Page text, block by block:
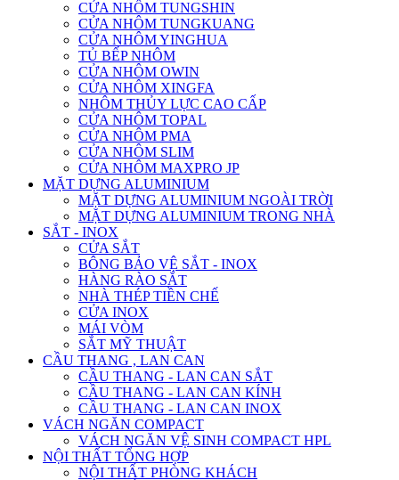
CỬA NHÔM TUNGSHIN
CỬA NHÔM TUNGKUANG
CỬA NHÔM YINGHUA
TỦ BẾP NHÔM
CỬA NHÔM OWIN
CỬA NHÔM XINGFA
NHÔM THỦY LỰC CAO CẤP
CỬA NHÔM TOPAL
CỬA NHÔM PMA
CỬA NHÔM SLIM
CỬA NHÔM MAXPRO JP
MẶT DỰNG ALUMINIUM
MẶT DỰNG ALUMINIUM NGOÀI TRỜI
MẶT DỰNG ALUMINIUM TRONG NHÀ
SẮT - INOX
CỬA SẮT
BÔNG BẢO VỆ SẮT - INOX
HÀNG RÀO SẮT
NHÀ THÉP TIỀN CHẾ
CỬA INOX
MÁI VÒM
SẮT MỸ THUẬT
CẦU THANG , LAN CAN
CẦU THANG - LAN CAN SẮT
CẦU THANG - LAN CAN KÍNH
CẦU THANG - LAN CAN INOX
VÁCH NGĂN COMPACT
VÁCH NGĂN VỆ SINH COMPACT HPL
NỘI THẤT TỔNG HỢP
NỘI THẤT PHÒNG KHÁCH